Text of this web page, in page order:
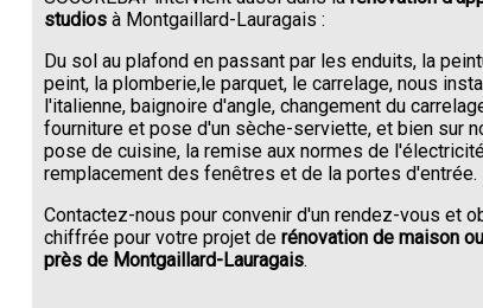
studiosà Montgaillard-Lauragais :
Du sol au plafond en passant par les enduits, la
peint, la plomberie,le parquet, le carrelage, nous
l'italienne, baignoire d'angle, changement du
fourniture et pose d'un sèche-serviette, et bien sur
pose de cuisine, la remise aux normes de
remplacement des fenêtres et de la portes d'entrée.
Contactez-nous pour convenir d'un rendez-vous et
chiffrée pour votre projet derénovation de maison
près de Montgaillard-Lauragais.